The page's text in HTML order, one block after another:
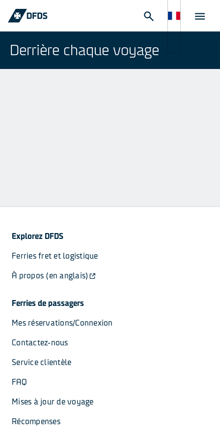
Derrière chaque voyage
Explorez DFDS
Ferries fret et logistique
À propos (en anglais)
Ferries de passagers
Mes réservations/Connexion
Contactez-nous
Service clientèle
FAQ
Mises à jour de voyage
Récompenses